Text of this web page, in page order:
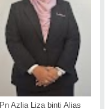
Pn Azlia Liza binti Alias